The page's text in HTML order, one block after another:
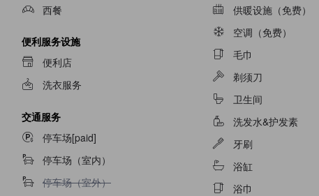
西餐
便利服务设施
便利店
洗衣服务
交通服务
停车场[paid]
停车场（室内）
不提供停车场（室外）
停车场（室外）
供暖设施（免费）
空调（免费）
毛巾
剃须刀
卫生间
洗发水&护发素
牙刷
浴缸
浴巾